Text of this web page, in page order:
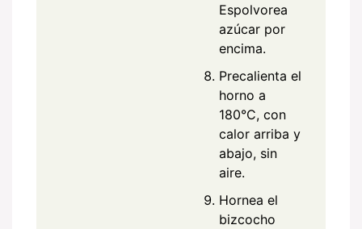
Espolvorea
azúcar por
encima.
Precalienta el
horno a
180°C, con
calor arriba y
abajo, sin
aire.
Hornea el
bizcocho